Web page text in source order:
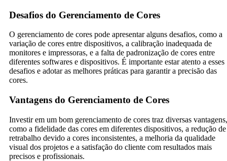
Desafios do Gerenciamento de Cores
O gerenciamento de cores pode apresentar alguns desafios, como a
variação de cores entre dispositivos, a calibração inadequada de
monitores e impressoras, e a falta de padronização de cores entre
diferentes softwares e dispositivos. É importante estar atento a esses
desafios e adotar as melhores práticas para garantir a precisão das
cores.
Vantagens do Gerenciamento de Cores
Investir em um bom gerenciamento de cores traz diversas vantagens,
como a fidelidade das cores em diferentes dispositivos, a redução de
retrabalho devido a cores inconsistentes, a melhoria da qualidade
visual dos projetos e a satisfação do cliente com resultados mais
precisos e profissionais.